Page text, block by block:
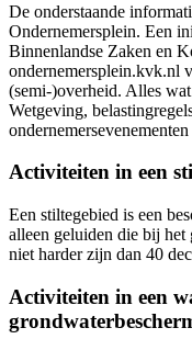
De onderstaande
Ondernemersplein. Een
Binnenlandse Zaken en
ondernemersplein.kvk.nl
(semi-)overheid. Alles
Wetgeving,
Activiteiten in een
Een stiltegebied is een
alleen geluiden die bij het
niet harder zijn dan 40
Activiteiten in een